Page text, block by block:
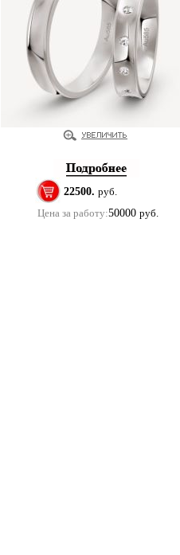
22500. руб.
Цена за работу:50000 руб.